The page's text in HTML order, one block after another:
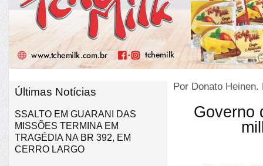
Últimas Notícias
SSALTO EM GUARANI DAS
MISSÕES TERMINA EM
TRAGÉDIA NA BR 392, EM
CERRO LARGO
Por Donato Heinen.
Governo